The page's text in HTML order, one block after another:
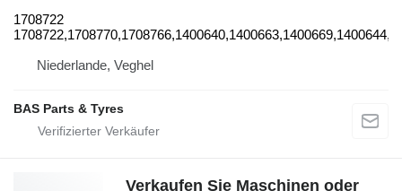
1708722
Niederlande, Veghel
BAS Parts & Tyres
Verkaufen Sie Maschinen oder